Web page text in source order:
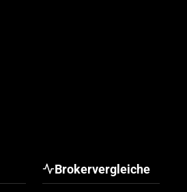
Brokervergleiche